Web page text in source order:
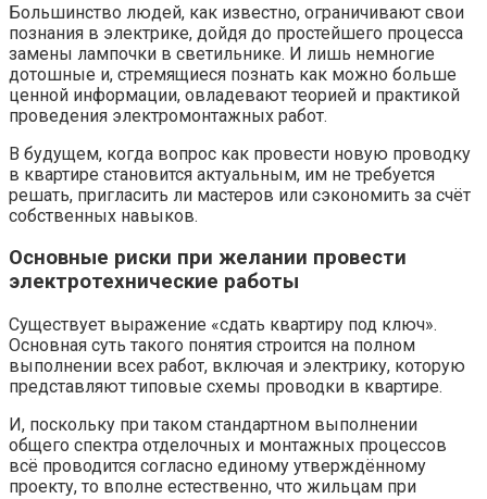
Большинство людей, как известно, ограничивают свои
познания в электрике, дойдя до простейшего процесса
замены лампочки в светильнике. И лишь немногие
дотошные и, стремящиеся познать как можно больше
ценной информации, овладевают теорией и практикой
проведения электромонтажных работ.
В будущем, когда вопрос как провести новую проводку
в квартире становится актуальным, им не требуется
решать, пригласить ли мастеров или сэкономить за счёт
собственных навыков.
Основные риски при желании провести
электротехнические работы
Существует выражение «сдать квартиру под ключ».
Основная суть такого понятия строится на полном
выполнении всех работ, включая и электрику, которую
представляют типовые схемы проводки в квартире.
И, поскольку при таком стандартном выполнении
общего спектра отделочных и монтажных процессов
всё проводится согласно единому утверждённому
проекту, то вполне естественно, что жильцам при